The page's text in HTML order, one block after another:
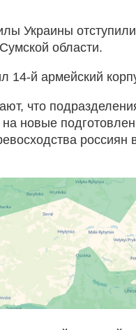
Украины
области.
14-й армейский
что
на новые
россиян